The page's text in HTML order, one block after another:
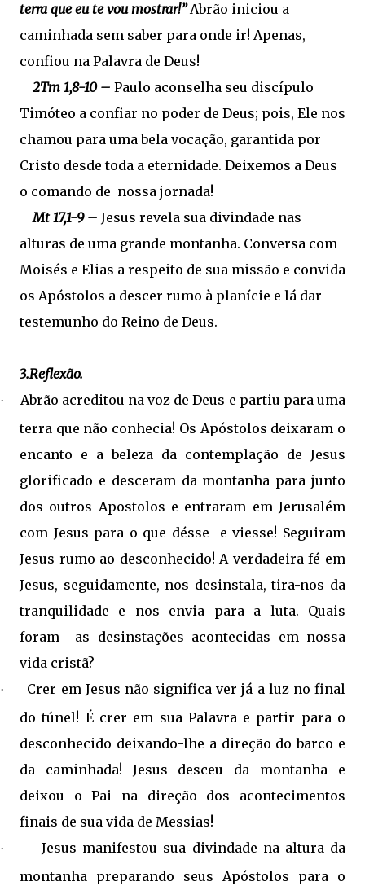
terra que eu te vou mostrar!”Abrão iniciou a
caminhada sem saber para onde ir! Apenas,
confiou na Palavra de Deus!
2Tm 1,8-10 – Paulo aconselha seu discípulo
Timóteo a confiar no poder de Deus; pois, Ele nos
chamou para uma bela vocação, garantida por
Cristo desde toda a eternidade. Deixemos a Deus
o comando de nossa jornada!
Mt 17,1-9 – Jesus revela sua divindade nas
alturas de uma grande montanha. Conversa com
Moisés e Elias a respeito de sua missão e convida
os Apóstolos a descer rumo à planície e lá dar
testemunho do Reino de Deus.
3.Reflexão.
·
Abrão acreditou na voz de Deus e partiu para uma
terra que não conhecia! Os Apóstolos deixaram o
encanto e a beleza da contemplação de Jesus
glorificado e desceram da montanha para junto
dos outros Apostolos e entraram em Jerusalém
com Jesus para o que désse e viesse! Seguiram
Jesus rumo ao desconhecido! A verdadeira fé em
Jesus, seguidamente, nos desinstala, tira-nos da
tranquilidade e nos envia para a luta. Quais
foram as desinstações acontecidas em nossa
vida cristã?
·
Crer em Jesus não significa ver já a luz no final
do túnel! É crer em sua Palavra e partir para o
desconhecido deixando-lhe a direção do barco e
da caminhada! Jesus desceu da montanha e
deixou o Pai na direção dos acontecimentos
finais de sua vida de Messias!
·
Jesus manifestou sua divindade na altura da
montanha preparando seus Apóstolos para o